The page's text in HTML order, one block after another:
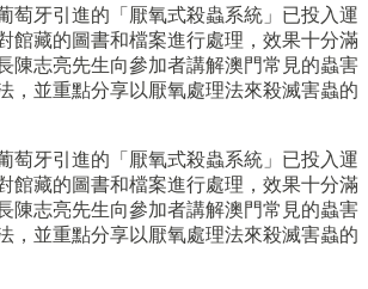
萄牙引進的「厭氧式殺蟲系統」已投入運
館藏的圖書和檔案進行處理，效果十分滿
陳志亮先生向參加者講解澳門常見的蟲害
，並重點分享以厭氧處理法來殺滅害蟲的
萄牙引進的「厭氧式殺蟲系統」已投入運
館藏的圖書和檔案進行處理，效果十分滿
陳志亮先生向參加者講解澳門常見的蟲害
，並重點分享以厭氧處理法來殺滅害蟲的